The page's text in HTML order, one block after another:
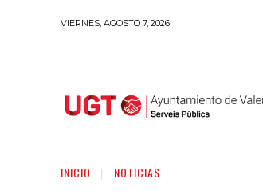
VIERNES, AGOSTO 7, 2026
INICIO NOTICIAS